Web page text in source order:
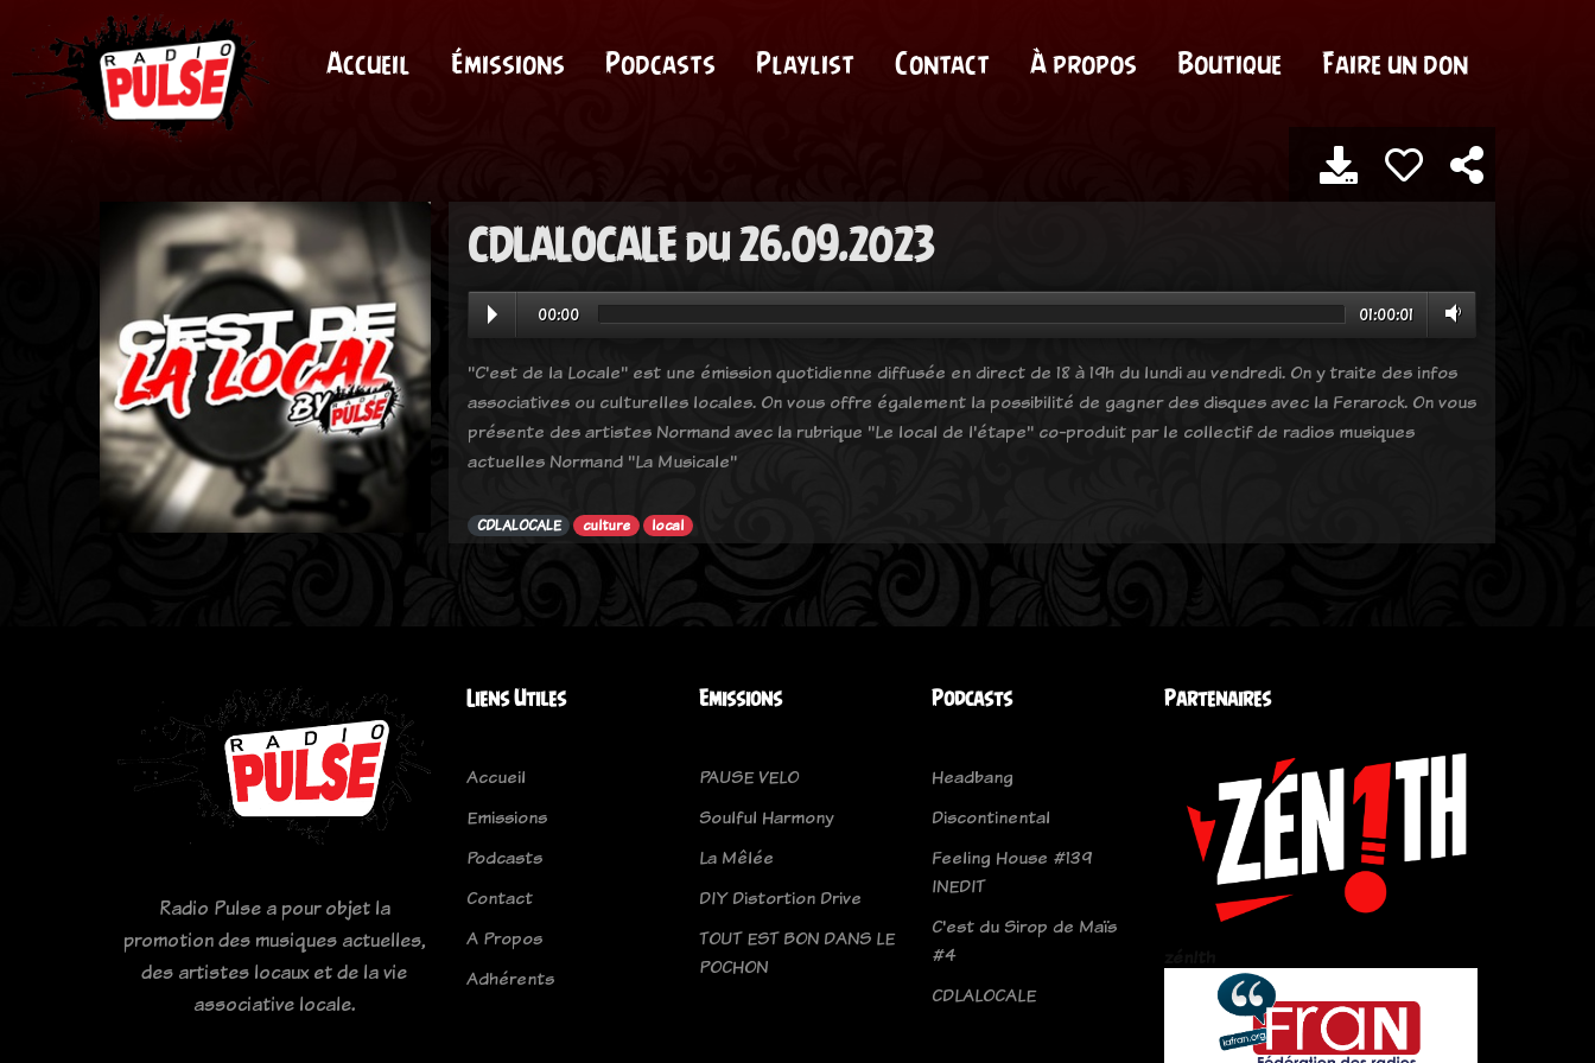
Accueil Émissions Podcasts Playlist Contact À propos Boutique Faire un don
CDLALOCALE du 26.09.2023
00:00 01:00:01
"C'est de la Locale" est une émission quotidienne diffusée en direct de 18 à 19h du lundi au vendredi. On y traite des infos
associatives ou culturelles locales. On vous offre également la possibilité de gagner des disques avec la Ferarock. On vous
présente des artistes Normand avec la rubrique "Le local de l'étape" co-produit par le collectif de radios musiques
actuelles Normand "La Musicale"
CDLALOCALE culture local
Radio Pulse a pour objet la
promotion des musiques actuelles,
des artistes locaux et de la vie
associative locale.
Liens Utiles
Accueil
Emissions
Podcasts
Contact
A Propos
Adhérents
Emissions
PAUSE VELO
Soulful Harmony
La Mêlée
DIY Distortion Drive
TOUT EST BON DANS LE
POCHON
Podcasts
Headbang
Discontinental
Feeling House #139
INEDIT
C'est du Sirop de Maïs
#4
CDLALOCALE
Partenaires